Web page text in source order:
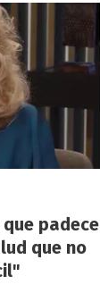
padece
que no